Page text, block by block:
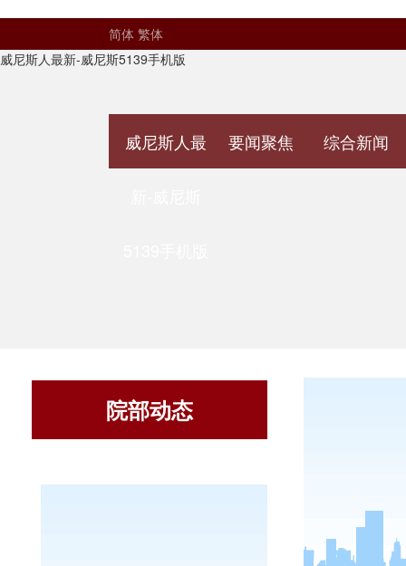
简体 繁体
威尼斯人最新-威尼斯5139手机版
威尼斯人最 要闻聚焦 综合新闻
院部动态